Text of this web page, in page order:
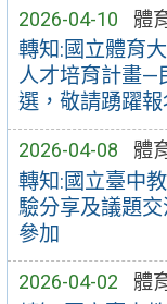
2026-04-10 體
轉知:國立體育
人才培育計畫—
選，敬請踴躍
2026-04-08 體
轉知:國立臺中
驗分享及議題
參加
2026-04-02 體